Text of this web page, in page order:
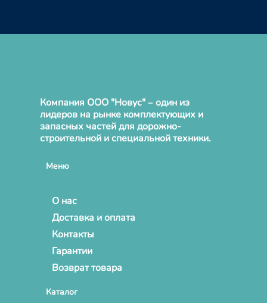
Компания ООО "Новус" – один из
лидеров на рынке комплектующих и
запасных частей для дорожно-
строительной и специальной техники.
Меню
О нас
Доставка и оплата
Контакты
Гарантии
Возврат товара
Каталог